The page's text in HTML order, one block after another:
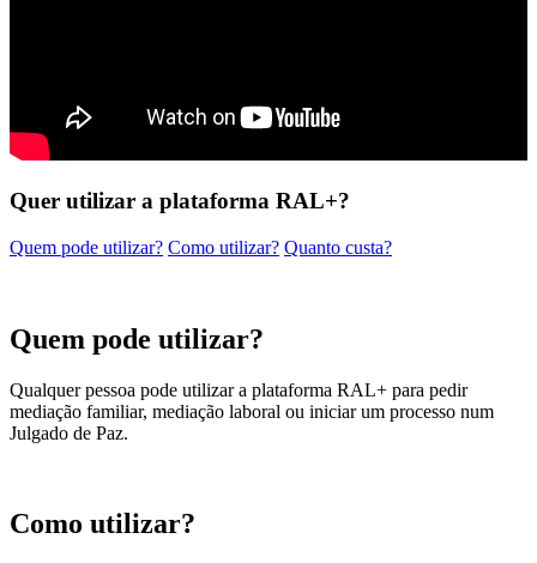
Quer utilizar a plataforma RAL+?
Quem pode utilizar? Como utilizar? Quanto custa?
Quem pode utilizar?
Qualquer pessoa pode utilizar a plataforma RAL+ para pedir
mediação familiar, mediação laboral ou iniciar um processo num
Julgado de Paz.
Como utilizar?